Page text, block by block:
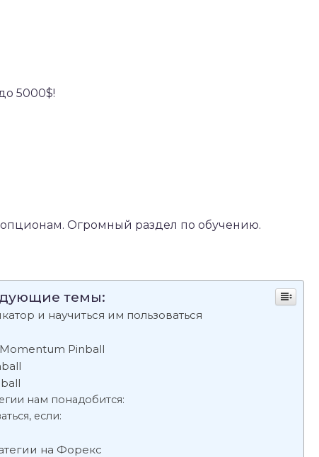
5000$!
Огромный раздел по обучению.
темы:
и научиться им пользоваться
Pinball
нам понадобится:
если:
на Форекс